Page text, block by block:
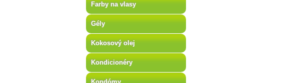
Farby na vlasy
Gély
Kokosový olej
Kondicionéry